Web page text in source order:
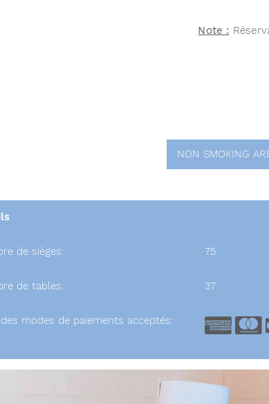
Note :
NON SMOKING
de sièges: 75
de tables: 37
modes de paiements acceptés: